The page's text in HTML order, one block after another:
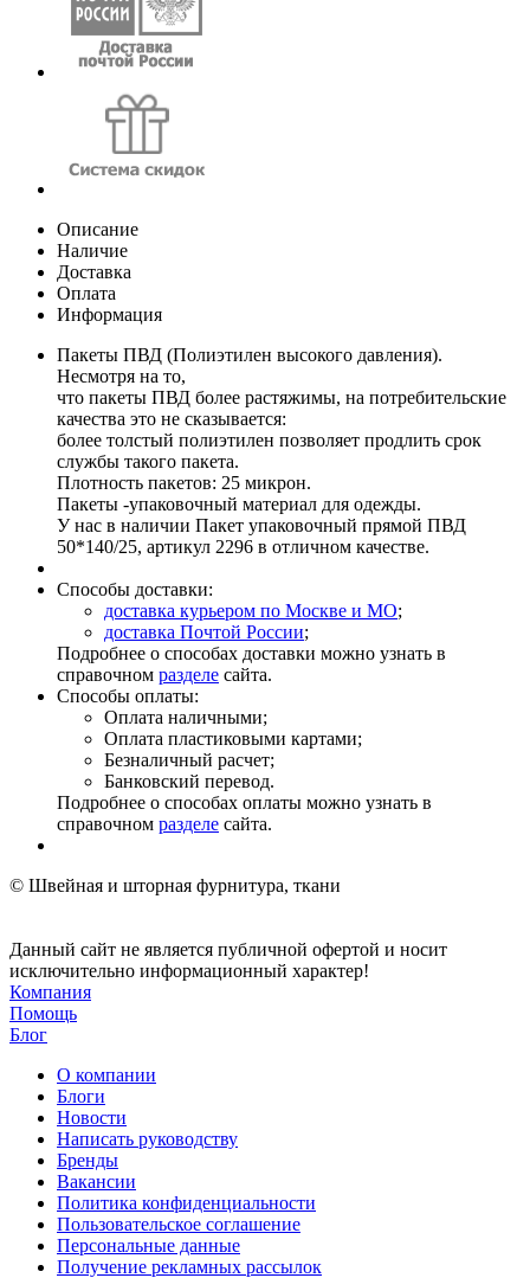
Описание
Наличие
Доставка
Оплата
Информация
Пакеты ПВД (Полиэтилен высокого давления).
Несмотря на то,
что пакеты ПВД более растяжимы, на потребительские
качества это не сказывается:
более толстый полиэтилен позволяет продлить срок
службы такого пакета.
Плотность пакетов: 25 микрон.
Пакеты -упаковочный материал для одежды.
У нас в наличии Пакет упаковочный прямой ПВД
50*140/25, артикул 2296 в отличном качестве.
Способы доставки:
доставка курьером по Москве и МО;
доставка Почтой России;
Подробнее о способах доставки можно узнать в
справочном разделе сайта.
Способы оплаты:
Оплата наличными;
Оплата пластиковыми картами;
Безналичный расчет;
Банковский перевод.
Подробнее о способах оплаты можно узнать в
справочном разделе сайта.
© Швейная и шторная фурнитура, ткани
Данный сайт не является публичной офертой и носит
исключительно информационный характер!
Компания
Помощь
Блог
О компании
Блоги
Новости
Написать руководству
Бренды
Вакансии
Политика конфиденциальности
Пользовательское соглашение
Персональные данные
Получение рекламных рассылок